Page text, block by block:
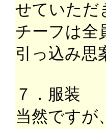
せていただ
チーフは全
引っ込み思
７．服装
当然ですが